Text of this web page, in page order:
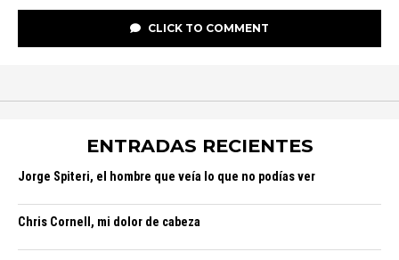
CLICK TO COMMENT
ENTRADAS RECIENTES
Jorge Spiteri, el hombre que veía lo que no podías ver
Chris Cornell, mi dolor de cabeza